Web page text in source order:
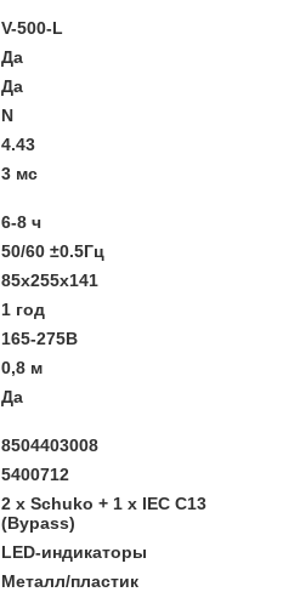
V-500-L
Да
Да
N
4.43
3 мс
6-8 ч
50/60 ±0.5Гц
85x255x141
1 год
165-275В
0,8 м
Да
8504403008
5400712
2 х Schuko + 1 х IEC C13
(Bypass)
LED-индикаторы
Металл/пластик